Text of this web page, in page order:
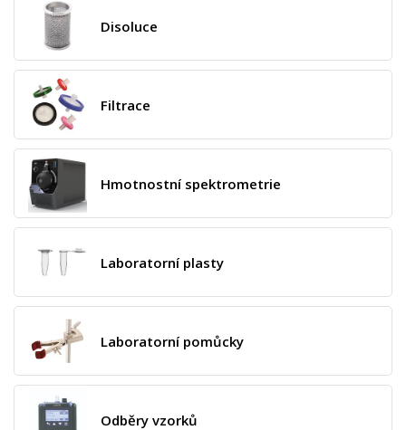
Disoluce
Filtrace
Hmotnostní spektrometrie
Laboratorní plasty
Laboratorní pomůcky
Odběry vzorků